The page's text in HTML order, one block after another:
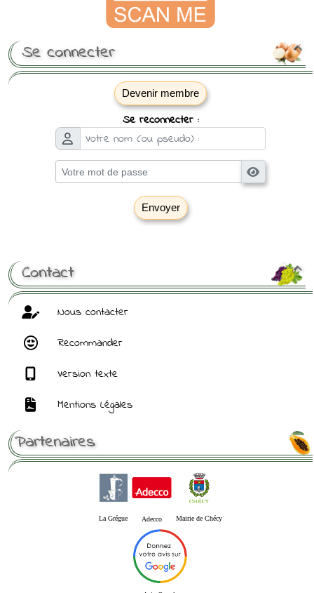

Se connecter
Devenir membre
Se reconnecter :
Envoyer

Contact
Nous contacter
Recommander
Version texte
Mentions Légales
Partenaires
La Grégue Adecco Mairie de Chécy